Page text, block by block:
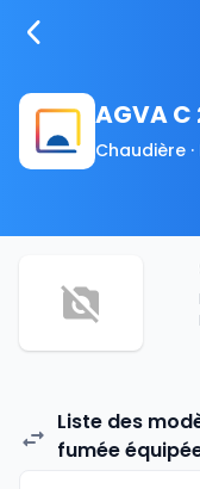
AGVA
Chaudière
Liste des
fumée